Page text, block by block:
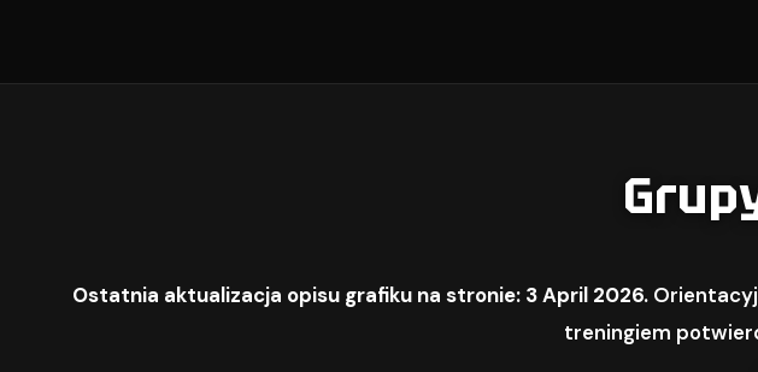
Ostatnia aktualizacja opisu grafiku na stronie: 3 April 2026.
treningiem